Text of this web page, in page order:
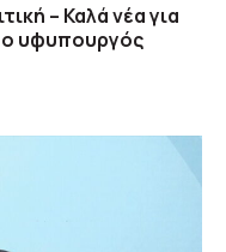
– Καλά νέα για
ο υφυπουργός